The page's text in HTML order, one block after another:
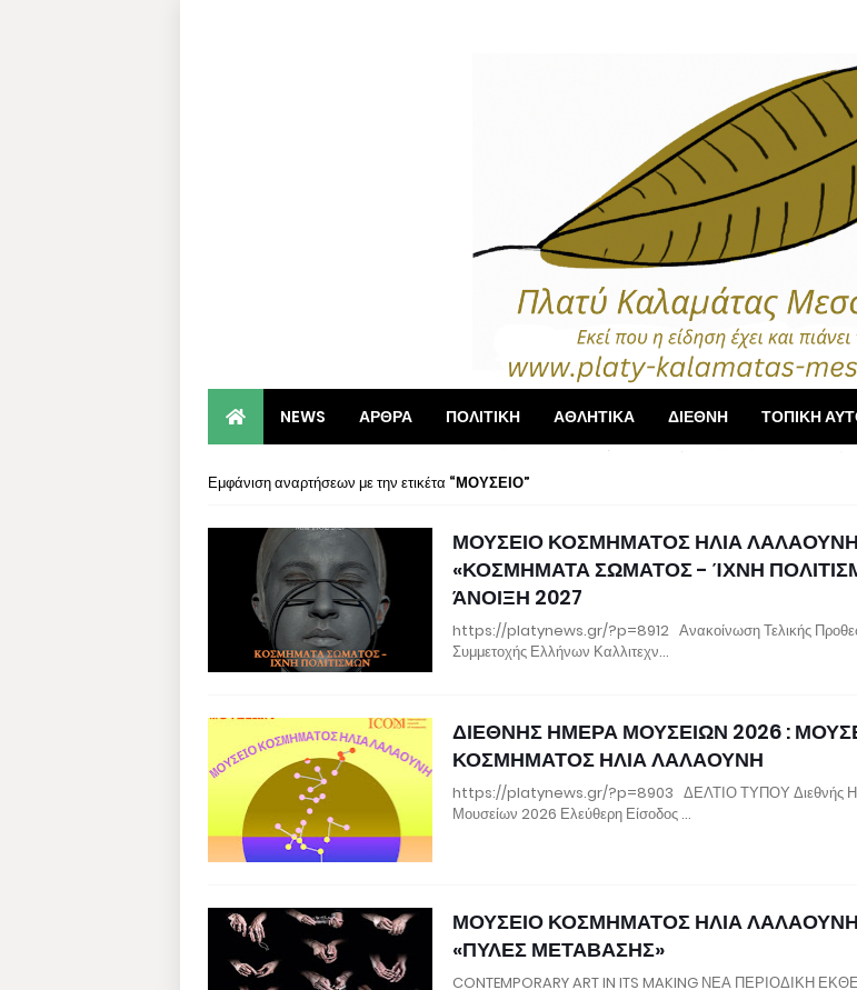
NEWS ΑΡΘΡΑ ΠΟΛΙΤΙΚΗ ΑΘΛΗΤΙΚΑ ΔΙΕΘΝΗ ΤΟΠΙΚΗ
Εμφάνιση αναρτήσεων με την ετικέτα ΜΟΥΣΕΙΟ
ΜΟΥΣΕΙΟ ΚΟΣΜΗΜΑΤΟΣ ΗΛΙΑ
«ΚΟΣΜΗΜΑΤΑ ΣΩΜΑΤΟΣ - ΊΧΝΗ
ΆΝΟΙΞΗ 2027
https://platynews.gr/?p=8912 Ανακοίνωση Τελικής
Συμμετοχής Ελλήνων Καλλιτεχν…
ΔΙΕΘΝΗΣ ΗΜΕΡΑ ΜΟΥΣΕΙΩΝ 2026 :
ΚΟΣΜΗΜΑΤΟΣ ΗΛΙΑ ΛΑΛΑΟΥΝΗ
https://platynews.gr/?p=8903 ΔΕΛΤΙΟ ΤΥΠΟΥ Διεθνής
Μουσείων 2026 Ελεύθερη Είσοδος …
ΜΟΥΣΕΙΟ ΚΟΣΜΗΜΑΤΟΣ ΗΛΙΑ
«ΠΥΛΕΣ ΜΕΤΑΒΑΣΗΣ»
CONTEMPORARY ART IN ITS MAKING ΝΕΑ ΠΕΡΙΟΔΙΚΗ